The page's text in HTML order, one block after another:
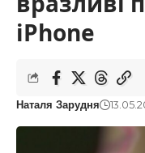
iPhone
Наталя Зарудня